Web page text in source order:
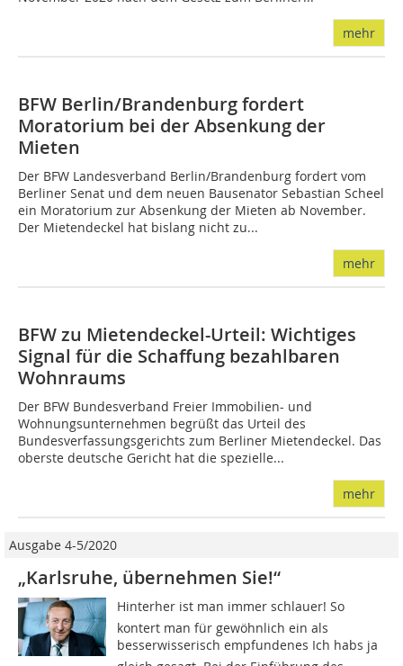
mehr
BFW Berlin/Brandenburg fordert
Moratorium bei der Absenkung der
Mieten
Der BFW Landesverband Berlin/Brandenburg fordert vom
Berliner Senat und dem neuen Bausenator Sebastian Scheel
ein Moratorium zur Absenkung der Mieten ab November.
Der Mietendeckel hat bislang nicht zu...
mehr
BFW zu Mietendeckel-Urteil: Wichtiges
Signal für die Schaffung bezahlbaren
Wohnraums
Der BFW Bundesverband Freier Immobilien- und
Wohnungsunternehmen begrüßt das Urteil des
Bundesverfassungsgerichts zum Berliner Mietendeckel. Das
oberste deutsche Gericht hat die spezielle...
mehr
Ausgabe 4-5/2020
„Karlsruhe, übernehmen Sie!“
Hinterher ist man immer schlauer! So
kontert man für gewöhnlich ein als
besserwisserisch empfundenes Ich habs ja